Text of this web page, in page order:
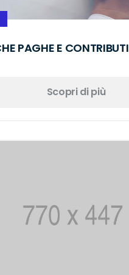
PAGHE E CONTRIBUTI
Scopri di più